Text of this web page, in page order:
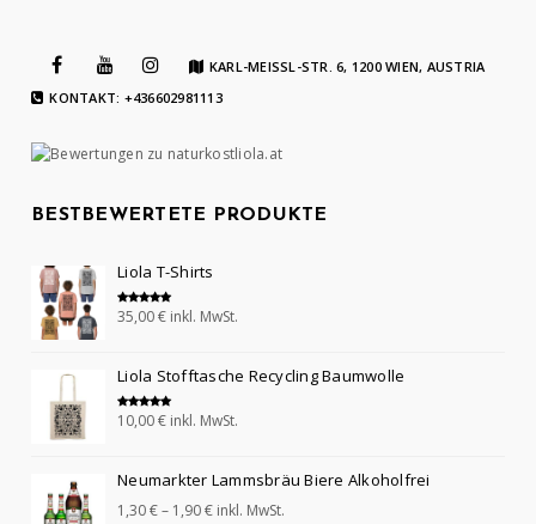
KARL-MEISSL-STR. 6, 1200 WIEN, AUSTRIA
KONTAKT: +436602981113
BESTBEWERTETE PRODUKTE
Liola T-Shirts
Bewertet mit
5.00
35,00€ inkl. MwSt.
Liola Stofftasche Recycling Baumwolle
Bewertet mit
5.00
10,00€ inkl. MwSt.
Neumarkter Lammsbräu Biere Alkoholfrei
1,30€– 1,90€ inkl. MwSt.